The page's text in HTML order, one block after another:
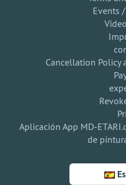
Events
Cancellation Policy
Aplicación App MD-
de